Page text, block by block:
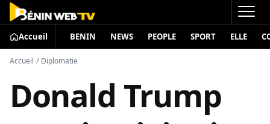
Accueil BENIN NEWS PEOPLE SPORT ELLE
Accueil / Diplomatie
Donald Trump